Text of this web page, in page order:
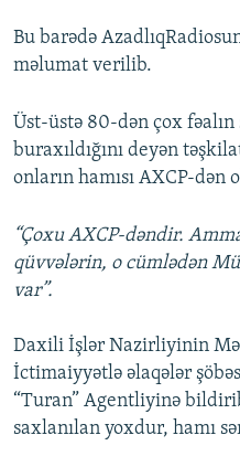
Bu barədə
məlumat verilib.
Üst-üstə 80-dən çox fəalın
buraxıldığını deyən
onların hamısı AXCP-dən
“Çoxu AXCP-dəndir.
qüvvələrin, o cümlədən
var”.
Daxili İşlər Nazirliyinin
İctimaiyyətlə əlaqələr
“Turan” Agentliyinə
saxlanılan yoxdur, hamı